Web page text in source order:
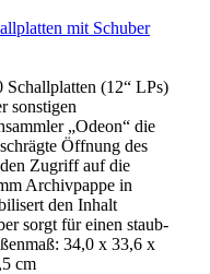
mit Schuber
(12“ LPs)
sonstigen
„Odeon“ die
Öffnung des
Zugriff auf die
Archivpappe in
den Inhalt
sorgt für einen staub-
34,0 x 33,6 x
cm